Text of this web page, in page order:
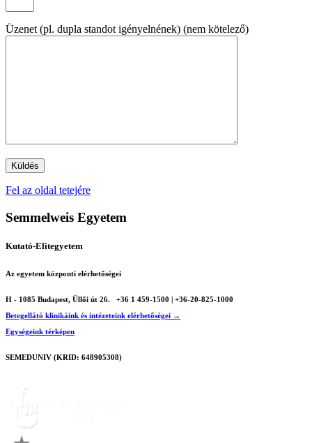
Üzenet (pl. dupla standot igényelnének) (nem kötelező)
Fel az oldal tetejére
Semmelweis Egyetem
Kutató-Elitegyetem
Az egyetem központi elérhetőségei
H - 1085 Budapest, Üllői út 26.
+36 1 459-1500 | +36-20-825-1000
Betegellátó klinikáink és intézeteink elérhetőségei →
Egységeink térképen
SEMEDUNIV (KRID: 648905308)